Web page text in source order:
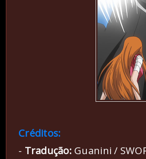
Créditos:
- Tradução: Guanini /